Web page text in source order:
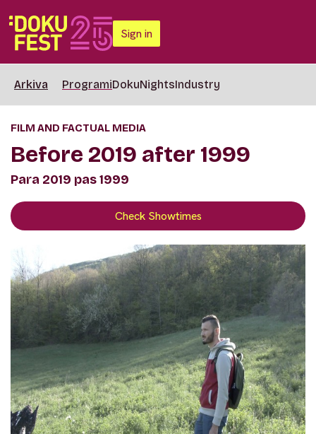
Sign in
Arkiva ProgramiDokuNightsIndustry
FILM AND FACTUAL MEDIA
Before 2019 after 1999
Para 2019 pas 1999
Check Showtimes